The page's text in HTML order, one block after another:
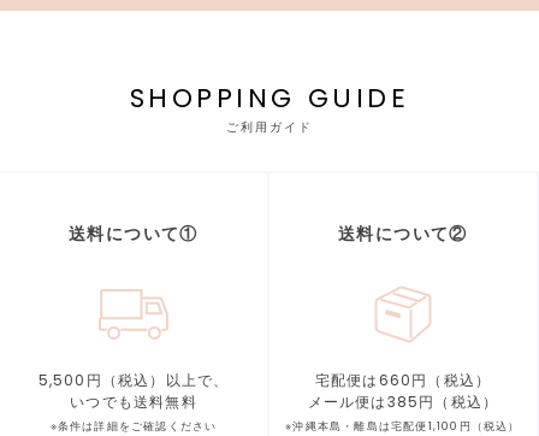
SHOPPING GUIDE
ご利用ガイド
送料について①
5,500円（税込）以上で、
いつでも送料無料
※条件は詳細をご確認ください
送料について②
宅配便は660円（税込）
メール便は385円（税込）
※沖縄本島・離島は宅配便1,100円（税込）